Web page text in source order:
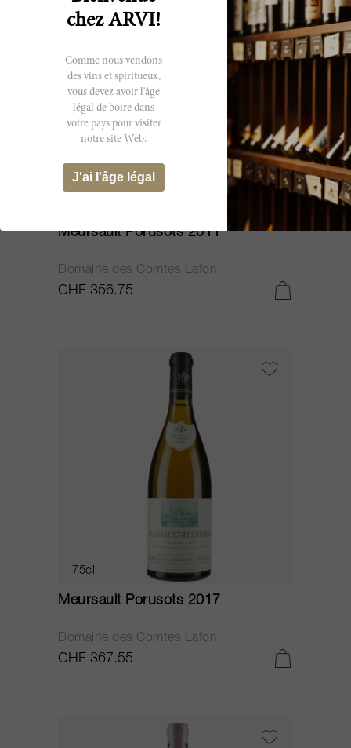
Meursault Porusots 2011
Domaine des Comtes Lafon
CHF 356.75
75cl
Meursault Porusots 2017
Domaine des Comtes Lafon
CHF 367.55
chez ARVI!
Comme nous vendons
des vins et spiritueux,
vous devez avoir l'âge
légal de boire dans
votre pays pour visiter
notre site Web.
J'ai l'âge légal